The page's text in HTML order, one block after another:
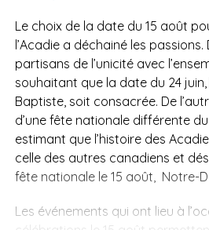
Le choix de la date du 15 août
l’Acadie a déchainé les passions.
partisans de l’unicité avec
souhaitant que la date du 24
Baptiste, soit consacrée. De
d’une fête nationale différente
estimant que l’histoire des
celle des autres canadiens et
fête nationale le 15 août, Notre-
Les événements qui ont lieu à